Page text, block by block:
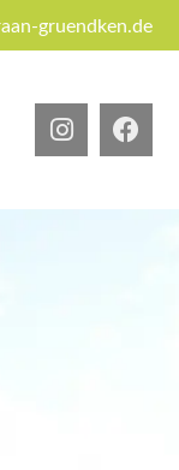
gruendken.de